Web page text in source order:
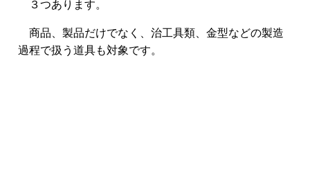
３つあります。
商品、製品だけでなく、治工具類、金型などの製造
過程で扱う道具も対象です。